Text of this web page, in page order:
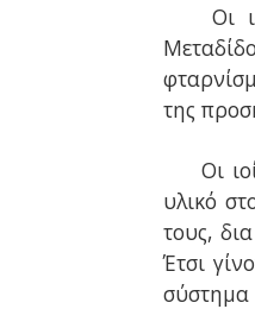
Οι
της
Οι
υλικό
τους,
Έτσι
σύστημα